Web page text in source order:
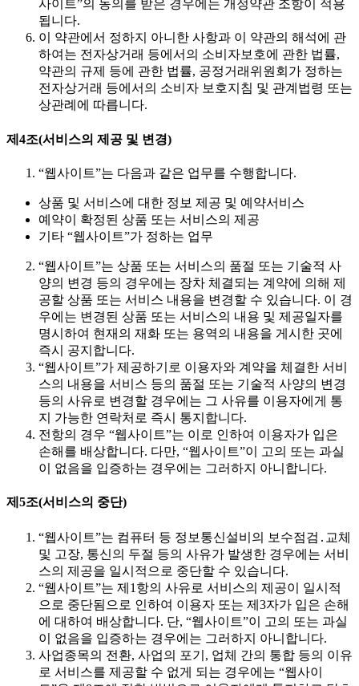
사이트”의 동의를 받은 경우에는 개정약관 조항이 적용
됩니다.
이 약관에서 정하지 아니한 사항과 이 약관의 해석에 관
하여는 전자상거래 등에서의 소비자보호에 관한 법률,
약관의 규제 등에 관한 법률, 공정거래위원회가 정하는
전자상거래 등에서의 소비자 보호지침 및 관계법령 또는
상관례에 따릅니다.
제4조(서비스의 제공 및 변경)
“웹사이트”는 다음과 같은 업무를 수행합니다.
상품 및 서비스에 대한 정보 제공 및 예약서비스
예약이 확정된 상품 또는 서비스의 제공
기타 “웹사이트”가 정하는 업무
“웹사이트”는 상품 또는 서비스의 품절 또는 기술적 사
양의 변경 등의 경우에는 장차 체결되는 계약에 의해 제
공할 상품 또는 서비스 내용을 변경할 수 있습니다. 이 경
우에는 변경된 상품 또는 서비스의 내용 및 제공일자를
명시하여 현재의 재화 또는 용역의 내용을 게시한 곳에
즉시 공지합니다.
“웹사이트”가 제공하기로 이용자와 계약을 체결한 서비
스의 내용을 서비스 등의 품절 또는 기술적 사양의 변경
등의 사유로 변경할 경우에는 그 사유를 이용자에게 통
지 가능한 연락처로 즉시 통지합니다.
전항의 경우 “웹사이트”는 이로 인하여 이용자가 입은
손해를 배상합니다. 다만, “웹사이트”이 고의 또는 과실
이 없음을 입증하는 경우에는 그러하지 아니합니다.
제5조(서비스의 중단)
“웹사이트”는 컴퓨터 등 정보통신설비의 보수점검․교체
및 고장, 통신의 두절 등의 사유가 발생한 경우에는 서비
스의 제공을 일시적으로 중단할 수 있습니다.
“웹사이트”는 제1항의 사유로 서비스의 제공이 일시적
으로 중단됨으로 인하여 이용자 또는 제3자가 입은 손해
에 대하여 배상합니다. 단, “웹사이트”이 고의 또는 과실
이 없음을 입증하는 경우에는 그러하지 아니합니다.
사업종목의 전환, 사업의 포기, 업체 간의 통합 등의 이유
로 서비스를 제공할 수 없게 되는 경우에는 “웹사이